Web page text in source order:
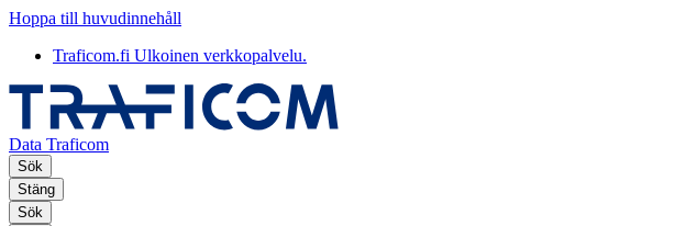
Hoppa till huvudinnehåll
Traficom.fi Ulkoinen verkkopalvelu.
Data Traficom
Sök
Stäng
Sök